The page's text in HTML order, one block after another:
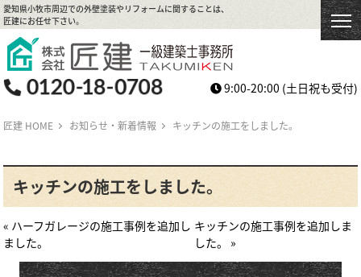
愛知県小牧市周辺での外壁塗装やリフォームに関することは、
匠建にお任せ下さい。
9:00-20:00 (土日祝も受付)
匠建 HOME お知らせ・新着情報 キッチンの施工をしました。
キッチンの施工をしました。
« ハーフガレージの施工事例を追加し
ました。
キッチンの施工事例を追加しま
した。 »